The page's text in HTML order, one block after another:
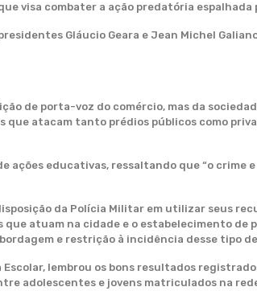
visa combater a ação predatória
Gláucio Geara e Jean Michel
de porta-voz do comércio, mas da
que atacam tanto prédios públicos como
ações educativas, ressaltando que “o
da Polícia Militar em utilizar seus
atuam na cidade e o estabelecimento de
e restrição à incidência desse tipo
lembrou os bons resultados
adolescentes e jovens matriculados na